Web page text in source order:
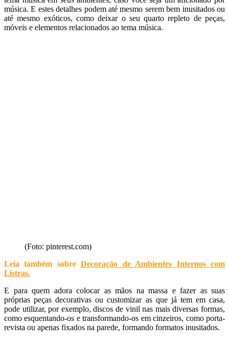
música. E estes detalhes podem até mesmo serem bem inusitados ou
até mesmo exóticos, como deixar o seu quarto repleto de peças,
móveis e elementos relacionados ao tema música.
(Foto: pinterest.com)
Leia também sobreDecoração de Ambientes Internos com
Listras.
E para quem adora colocar as mãos na massa e fazer as suas
próprias peças decorativas ou customizar as que já tem em casa,
pode utilizar, por exemplo, discos de vinil nas mais diversas formas,
como esquentando-os e transformando-os em cinzeiros, como porta-
revista ou apenas fixados na parede, formando formatos inusitados.